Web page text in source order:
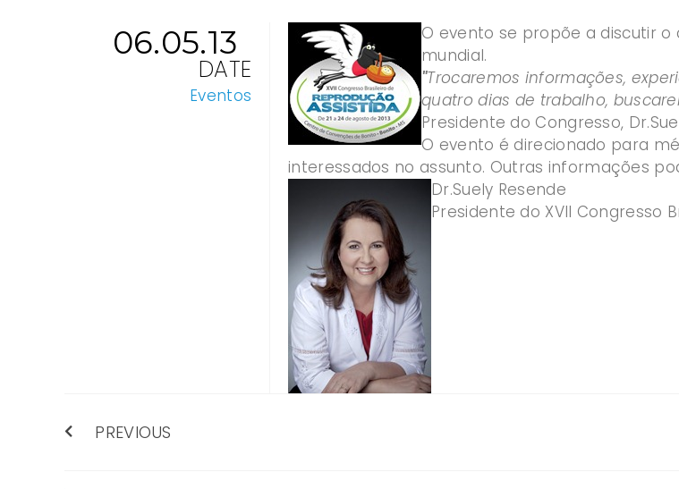
06.05.13
DATE
Eventos
O evento se propõe a discutir
mundial.
"Trocaremos informações,
quatro dias de trabalho,
Presidente do Congresso,
O evento é direcionado para
interessados no assunto. Outras informações
Dr.Suely Resende
Presidente do XVII Congresso
PREVIOUS